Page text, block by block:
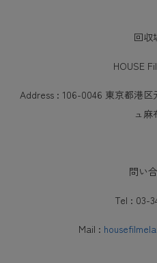
回収
HOUSE
Address : 106-0046 東京都港
ュ麻
問い
Tel : 03-
Mail :